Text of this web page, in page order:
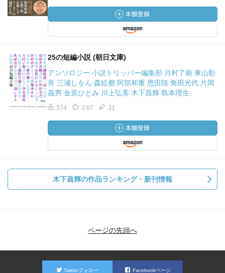
25の短編小説 (朝日文庫)
アンソロジー 小説トリッパー編集部 月村了衛 東山彰
良 三浦しをん 森絵都 阿部和重 恩田陸 角田光代 片岡
義男 金原ひとみ 川上弘美 木下昌輝 島本理生
374 2.67 31
木下昌輝の作品ランキング・新刊情報
ページの先頭へ
Twitterフォロー Facebookページ